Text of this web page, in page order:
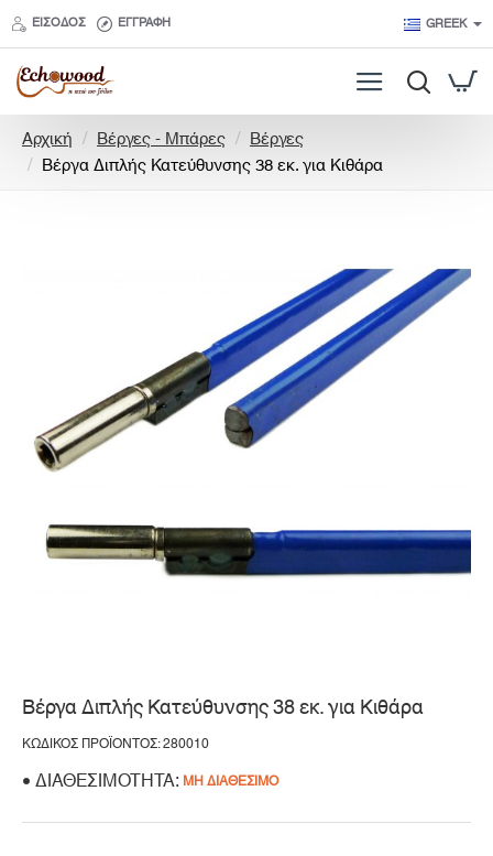
ΕΊΣΟΔΟΣ ΕΓΓΡΑΦΉ GREEK
Αρχική
o
Βέργες - Μπάρες
Βέργες
Βέργα Διπλής Κατεύθυνσης 38 εκ. για Κιθάρα
Βέργα Διπλής Κατεύθυνσης 38 εκ. για Κιθάρα
ΚΩΔΙΚΌΣ ΠΡΟΪΌΝΤΟΣ: 280010
ΔΙΑΘΕΣΙΜΌΤΗΤΑ: ΜΗ ΔΙΑΘΈΣΙΜΟ